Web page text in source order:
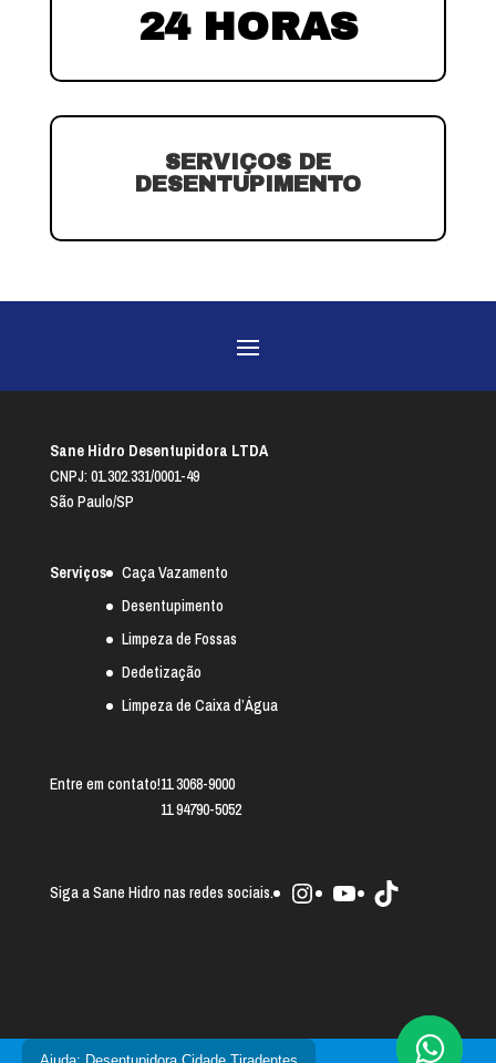
24 HORAS
SERVIÇOS DE
DESENTUPIMENTO
Sane Hidro Desentupidora LTDA
CNPJ: 01.302.331/0001-49
São Paulo/SP
Serviços
Caça Vazamento
Desentupimento
Limpeza de Fossas
Dedetização
Limpeza de Caixa d’Água
Entre em contato!11 3068-9000
11 94790-5052
Siga a Sane Hidro nas redes sociais. Instagram
YoutubeTikTok